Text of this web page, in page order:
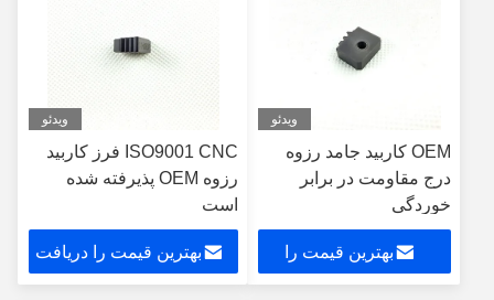
ویدئو
OEM کاربید جامد رزوه
درج مقاومت در برابر
خوردگی
بهترین قیمت را
ویدئو
ISO9001 CNC فرز کاربید
رزوه OEM پذیرفته شده
است
بهترین قیمت را دریافت